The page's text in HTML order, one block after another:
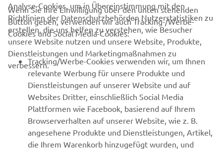
UNTERNEHMEN
B2B
MEHR YAMAHA
SUPPORT
NEWSLETTER
Analyse-Cookies, um in Übereinstimmung mit den
Richtlinien der Datenschutzbehörden Nutzerstatistiken zu
erstellen, die uns helfen zu verstehen, wie Besucher
unsere Website nutzen und unsere Website, Produkte,
Dienstleistungen und Marketingmaßnahmen zu
verbessern.
Wenn Sie Ihre Einwilligung über den unten stehenden
Button geben, verwenden wir auch Tracking-/Werbe-
Cookies und Social Media-Cookies:
Tracking/Werbe-Cookies verwenden wir, um Ihnen
relevante Werbung für unsere Produkte und
Dienstleistungen auf unserer Website und auf
Websites Dritter, einschließlich Social Media
Plattformen wie Facebook, basierend auf Ihrem
Browserverhalten auf unserer Website, wie z. B.
angesehene Produkte und Dienstleistungen, Artikel,
die Ihrem Warenkorb hinzugefügt wurden, und